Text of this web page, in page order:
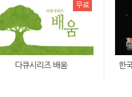
무료
다큐시리즈 배움 한